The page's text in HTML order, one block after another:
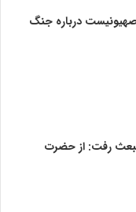
درباره جنگ
مبعث رفت: از حضرت